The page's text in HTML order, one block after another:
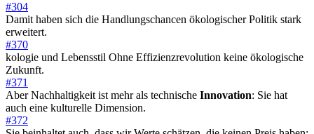
#304
Damit haben sich die Handlungschancen ökologischer Politik stark
erweitert.
#370
kologie und Lebensstil Ohne Effizienzrevolution keine ökologische
Zukunft.
#371
Aber Nachhaltigkeit ist mehr als technische Innovation: Sie hat
auch eine kulturelle Dimension.
#372